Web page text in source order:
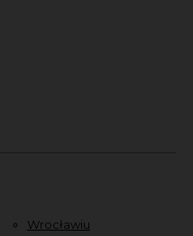
Wrocławiu